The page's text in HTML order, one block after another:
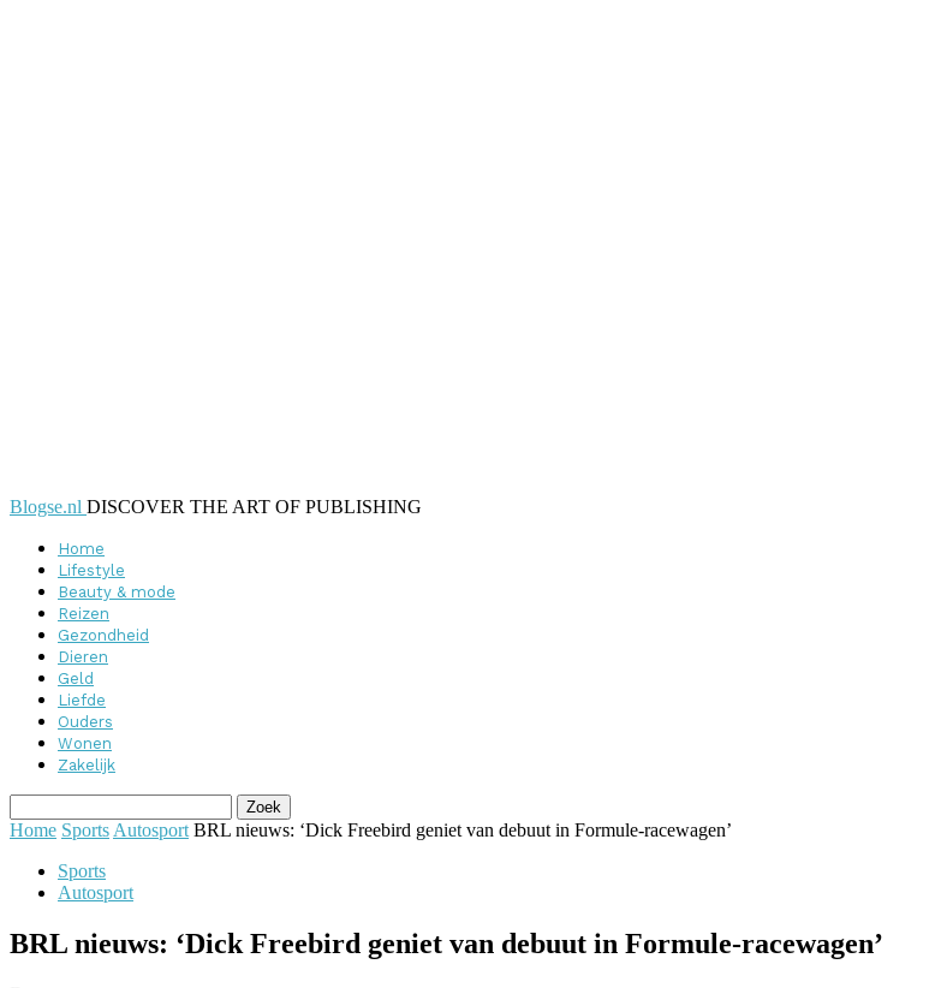
Blogse.nl DISCOVER THE ART OF PUBLISHING
Home
Lifestyle
Beauty & mode
Reizen
Gezondheid
Dieren
Geld
Liefde
Ouders
Wonen
Zakelijk
Home Sports Autosport BRL nieuws: ‘Dick Freebird geniet van debuut in Formule-racewagen’
Sports
Autosport
BRL nieuws: ‘Dick Freebird geniet van debuut in Formule-racewagen’